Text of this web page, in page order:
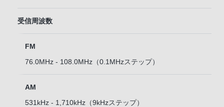
受信周波数
FM
76.0MHz - 108.0MHz（0.1MHzステップ）
AM
531kHz - 1,710kHz（9kHzステップ）